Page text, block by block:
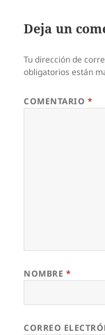
Deja un
Tu dirección de
obligatorios están
COMENTARIO *
NOMBRE *
CORREO